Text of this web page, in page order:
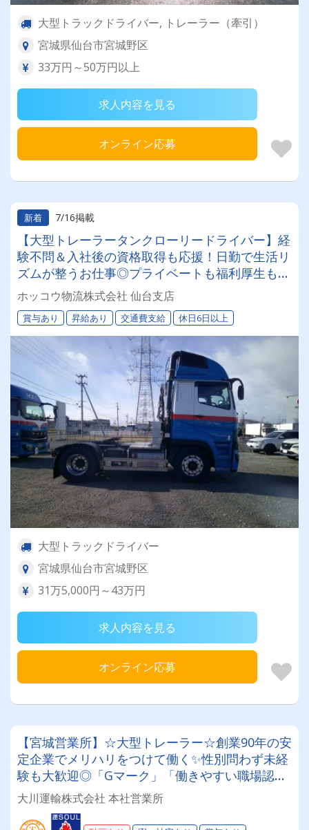
大型トラックドライバー, トレーラー（牽引）
宮城県仙台市宮城野区
33万円～50万円以上
求人内容を見る
オンライン応募
新着 7/16掲載
【大型トレーラータンクローリードライバー】経
験不問＆入社後の資格取得も応援！日勤で生活リ
ズムが整うお仕事◎プライベートも福利厚生も充
実✨経験者も、もちろんしっかり評価します！
ホッコウ物流株式会社 仙台支店
賞与あり 昇給あり 交通費支給 休日6日以上
大型トラックドライバー
宮城県仙台市宮城野区
31万5,000円～43万円
求人内容を見る
オンライン応募
【宮城営業所】☆大型トレーラー☆創業90年の安
定企業でメリハリをつけて働く✨性別問わず未経
験も大歓迎◎「Gマーク」「働きやすい職場認証
制度」取得済み★入社祝い金や表彰制度など福利
厚生も充実♪♪
大川運輸株式会社 本社営業所